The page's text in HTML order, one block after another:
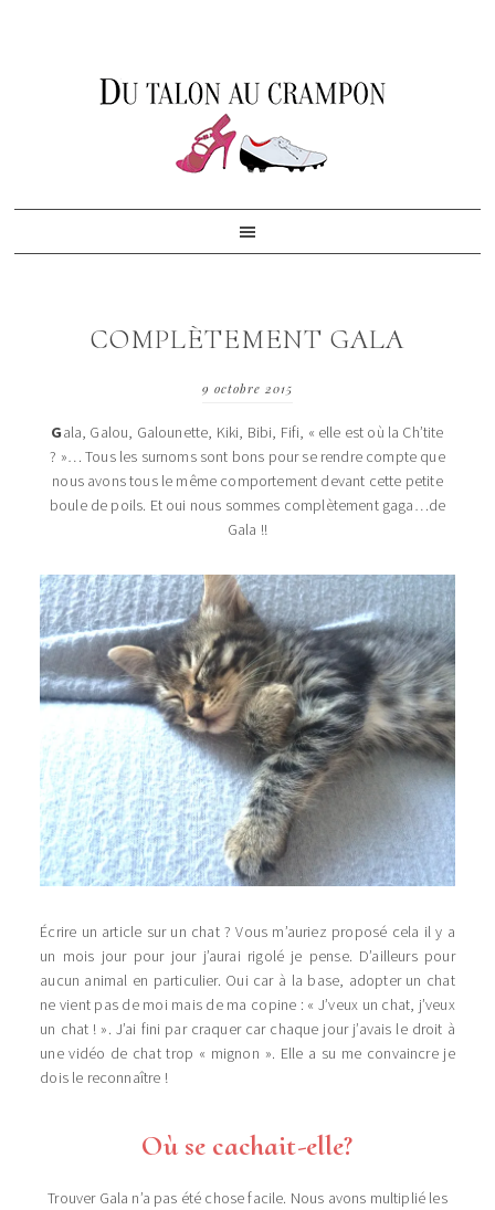
COMPLÈTEMENT GALA
9 octobre 2015
Gala, Galou, Galounette, Kiki, Bibi, Fifi, « elle est où la Ch’tite
? »… Tous les surnoms sont bons pour se rendre compte que
nous avons tous le même comportement devant cette petite
boule de poils. Et oui nous sommes complètement gaga…de
Gala !!
Écrire un article sur un chat ? Vous m’auriez proposé cela il y a
un mois jour pour jour j’aurai rigolé je pense. D’ailleurs pour
aucun animal en particulier. Oui car à la base, adopter un chat
ne vient pas de moi mais de ma copine : « J’veux un chat, j’veux
un chat ! ». J’ai fini par craquer car chaque jour j’avais le droit à
une vidéo de chat trop « mignon ». Elle a su me convaincre je
dois le reconnaître !
Où se cachait-elle?
Trouver Gala n’a pas été chose facile. Nous avons multiplié les